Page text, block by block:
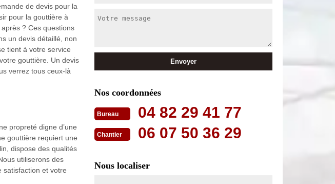
de devis pour la
pour la gouttière à
? Ces questions
un devis détaillé, non
tient à votre service
gouttière. Un devis
verrez tous ceux-là
propreté digne d’une
gouttière requiert une
dispose des qualités
utiliserons des
satisfaction et votre
Nos coordonnées
Bureau 04 82 29 41 77
Chantier 06 07 50 36 29
Nous localiser